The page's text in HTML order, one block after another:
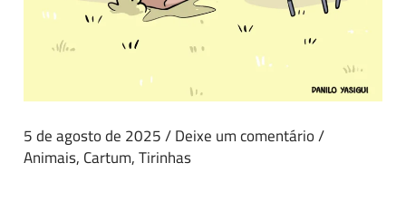
5 de agosto de 2025/Deixe um comentário/
Animais,Cartum,Tirinhas